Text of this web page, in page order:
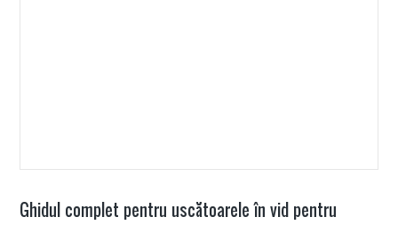
Ghidul complet pentru uscătoarele în vid pentru